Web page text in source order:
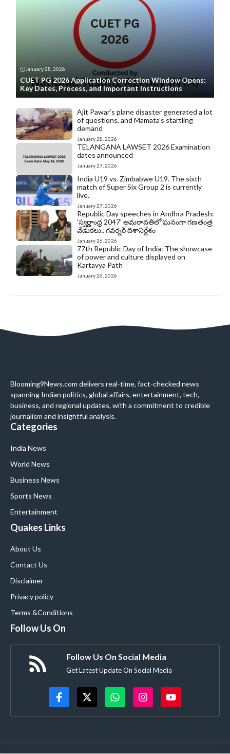
January 28, 2026
CUET PG 2026 Application Correction Window Opens:
Key Dates, Process, and Important Instructions
Ajit Pawar’s plane disaster generated a lot
of questions, and Mamata’s startling
demand
January 28, 2026
TELANGANA LAWSET 2026 Examination
dates announced
January 27, 2026
India U19 vs. Zimbabwe U19. The sixth
match of Super Six Group 2 is currently
live.
January 27, 2026
Republic Day speeches in Andhra Pradesh:
‘స్వర్ణాంధ్ర 2047’ అమరావతిలో ఘనంగా గణతంత్ర
వేడుకలు.. గవర్నర్ దిశానిర్దేశం
January 26, 2026
77th Republic Day of India: The showcase
of power and culture displayed on
Kartavya Path
January 26, 2026
Blooming9News.com delivers real-time, fact-checked news
spanning Indian politics, global affairs, entertainment, tech,
business, and regional updates, with a commitment to credible
journalism and insightful analysis.
Categories
India News
World News
Business News
Sports News
Entertainment
Quakes Links
About Us
Contact Us
Disclaimer
Privacy policy
Terms &Conditions
Follow Us On
Follow Us On Social Media
Get Latest Update On Social Media